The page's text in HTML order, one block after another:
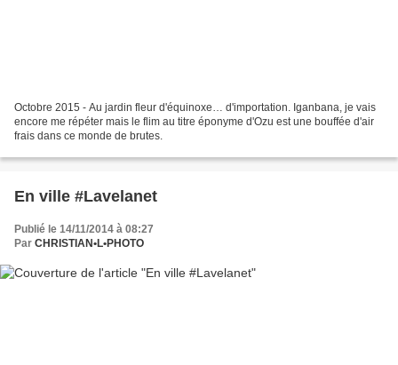
Octobre 2015 - Au jardin fleur d'équinoxe… d'importation. Iganbana, je vais
encore me répéter mais le flim au titre éponyme d'Ozu est une bouffée d'air
frais dans ce monde de brutes.
En ville #Lavelanet
Publié le 14/11/2014 à 08:27
Par CHRISTIAN•L•PHOTO